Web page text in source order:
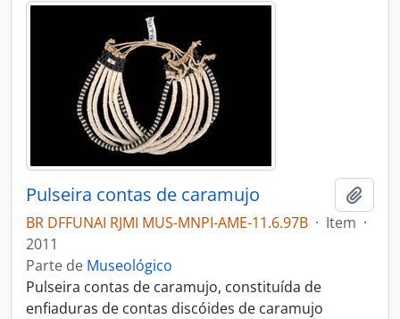
Pulseira contas de caramujo
BR DFFUNAI RJMI MUS-MNPI-AME-11.6.97B · Item ·
2011
Parte de Museológico
Pulseira contas de caramujo, constituída de
enfiaduras de contas discóides de caramujo